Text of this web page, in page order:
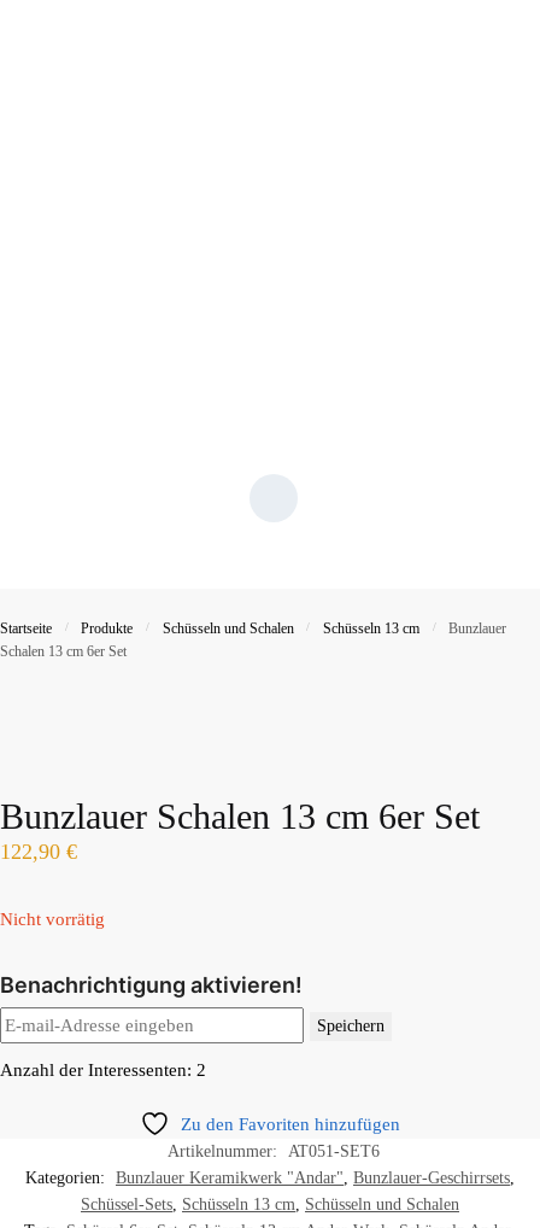
Startseite / Produkte / Schüsseln und Schalen / Schüsseln 13 cm /
Bunzlauer
Schalen 13 cm 6er Set
Bunzlauer Schalen 13 cm 6er Set
122,90 €
Nicht vorrätig
Benachrichtigung aktivieren!
Speichern
Anzahl der Interessenten: 2
Zu den Favoriten hinzufügen
Artikelnummer:
AT051-SET6
Kategorien:
Bunzlauer Keramikwerk "Andar" Bunzlauer-Geschirrsets
Schüssel-Sets Schüsseln 13 cm
Schüsseln und Schalen